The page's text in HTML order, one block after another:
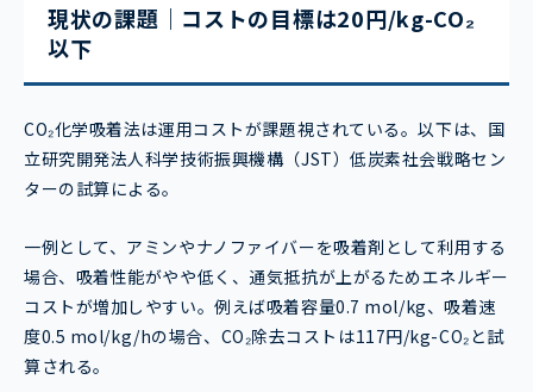
現状の課題｜コストの目標は20円/kg-CO₂
以下
CO₂化学吸着法は運用コストが課題視されている。以下は、国
立研究開発法人科学技術振興機構（JST）低炭素社会戦略セン
ターの試算による。
一例として、アミンやナノファイバーを吸着剤として利用する
場合、吸着性能がやや低く、通気抵抗が上がるためエネルギー
コストが増加しやすい。例えば吸着容量0.7 mol/kg、吸着速
度0.5 mol/kg/hの場合、CO₂除去コストは117円/kg-CO₂と試
算される。